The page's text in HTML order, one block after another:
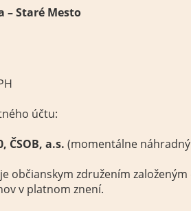
– Staré Mesto
účtu:
, ČSOB, a.s. (momentálne
občianskym združením
v platnom znení.